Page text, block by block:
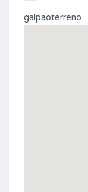
galpaoterreno